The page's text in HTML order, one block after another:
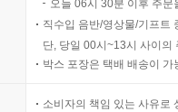
오늘 06시 30분 이후 주
직수입 음반/영상물/기프트
단, 당일 00시~13시 사이의
박스 포장은 택배 배송이
소비자의 책임 있는 사유로